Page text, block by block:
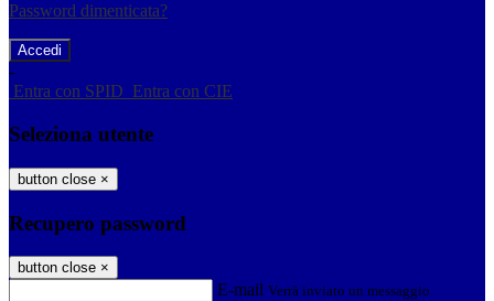
Password dimenticata?
-
Entra con SPID Entra con CIE
Seleziona utente
button close ×
Recupero password
button close ×
E-mail Verrà inviato un messaggio